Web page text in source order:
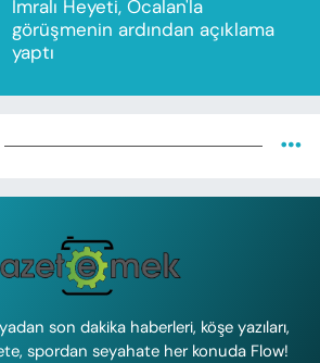
İmralı Heyeti, Öcalan'la
görüşmenin ardından açıklama
yaptı
son dakika haberleri, köşe yazıları,
spordan seyahate her konuda Flow!